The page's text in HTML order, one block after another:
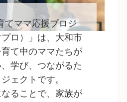
てママ応援プロジ
ロ）」は、大和市
て中のママたちが
学び、つながるた
ェクトです。
ることで、家族が